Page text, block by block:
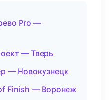
Pro —
— Тверь
— Новокузнецк
Finish — Воронеж